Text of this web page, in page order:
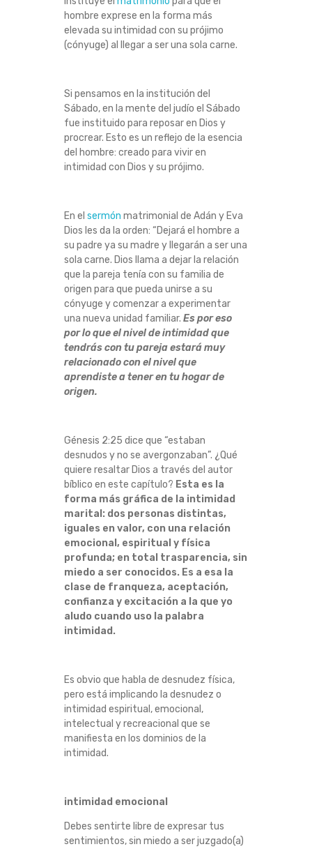
hombre exprese en la forma más
elevada su intimidad con su prójimo
(cónyuge) al llegar a ser una sola carne.
Si pensamos en la institución del
Sábado, en la mente del judío el Sábado
fue instituido para reposar en Dios y
procrear. Esto es un reflejo de la esencia
del hombre: creado para vivir en
intimidad con Dios y su prójimo.
En el sermón matrimonial de Adán y Eva
Dios les da la orden: “Dejará el hombre a
su padre ya su madre y llegarán a ser una
sola carne. Dios llama a dejar la relación
que la pareja tenía con su familia de
origen para que pueda unirse a su
cónyuge y comenzar a experimentar
una nueva unidad familiar. Es por eso
por lo que el nivel de intimidad que
tendrás con tu pareja estará muy
relacionado con el nivel que
aprendiste a tener en tu hogar de
origen.
Génesis 2:25 dice que “estaban
desnudos y no se avergonzaban”. ¿Qué
quiere resaltar Dios a través del autor
bíblico en este capítulo? Esta es la
forma más gráfica de la intimidad
marital: dos personas distintas,
iguales en valor, con una relación
emocional, espiritual y física
profunda; en total trasparencia, sin
miedo a ser conocidos. Es a esa la
clase de franqueza, aceptación,
confianza y excitación a la que yo
aludo cuando uso la palabra
intimidad.
Es obvio que habla de desnudez física,
pero está implicando la desnudez o
intimidad espiritual, emocional,
intelectual y recreacional que se
manifiesta en los dominios de la
intimidad.
intimidad emocional
Debes sentirte libre de expresar tus
sentimientos, sin miedo a ser juzgado(a)